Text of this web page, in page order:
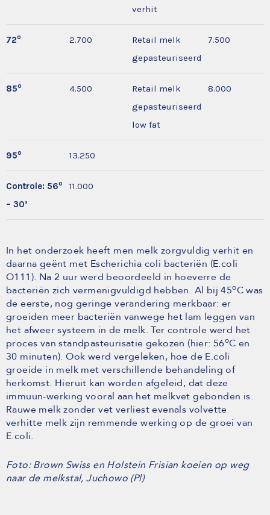
verhit
72o 2.700
Retail melk
gepasteuriseerd
7.500
85o 4.500
Retail melk
gepasteuriseerd
low fat
8.000
95o 13.250
Controle: 56o
– 30’
11.000
In het onderzoek heeft men melk zorgvuldig verhit en
daarna geënt met Escherichia coli bacteriën (E.coli
O111). Na 2 uur werd beoordeeld in hoeverre de
bacteriën zich vermenigvuldigd hebben. Al bij 45oC was
de eerste, nog geringe verandering merkbaar: er
groeiden meer bacteriën vanwege het lam leggen van
het afweer systeem in de melk. Ter controle werd het
proces van standpasteurisatie gekozen (hier: 56oC en
30 minuten). Ook werd vergeleken, hoe de E.coli
groeide in melk met verschillende behandeling of
herkomst. Hieruit kan worden afgeleid, dat deze
immuun-werking vooral aan het melkvet gebonden is.
Rauwe melk zonder vet verliest evenals volvette
verhitte melk zijn remmende werking op de groei van
E.coli.
Foto: Brown Swiss en Holstein Frisian koeien op weg
naar de melkstal, Juchowo (Pl)